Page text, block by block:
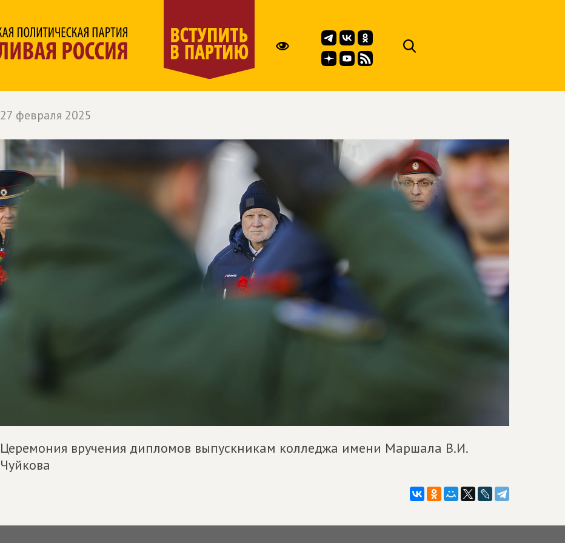
27 февраля 2025
Церемония вручения дипломов выпускникам колледжа имени Маршала В.И.
Чуйкова